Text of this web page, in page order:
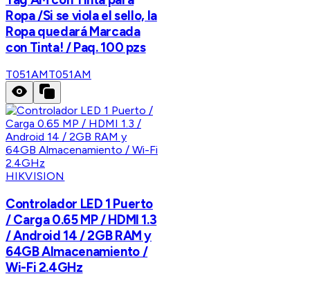
Ropa /Si se viola el sello, la
Ropa quedará Marcada
con Tinta! / Paq. 100 pzs
T051AMT051AM
HIKVISION
Controlador LED 1 Puerto
/ Carga 0.65 MP / HDMI 1.3
/ Android 14 / 2GB RAM y
64GB Almacenamiento /
Wi-Fi 2.4GHz